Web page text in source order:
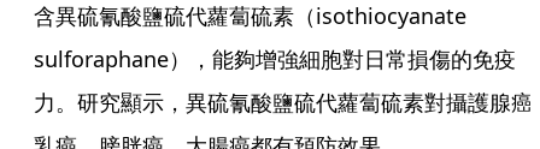
含異硫氰酸鹽硫代蘿蔔硫素（isothiocyanate
sulforaphane），能夠增強細胞對日常損傷的免疫
力。研究顯示，異硫氰酸鹽硫代蘿蔔硫素對攝護腺癌